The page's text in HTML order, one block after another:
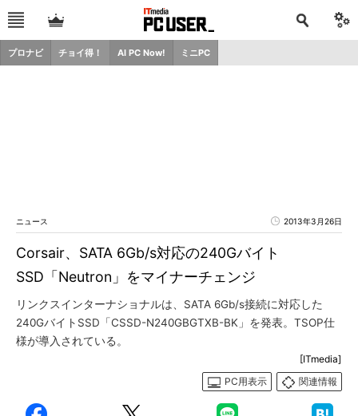
プロナビ チョイ得！ AI PC Now! ミニPC
ニュース 2013年3月26日
Corsair、SATA 6Gb/s対応の240Gバイト
SSD「Neutron」をマイナーチェンジ
リンクスインターナショナルは、SATA 6Gb/s接続に対応した
240GバイトSSD「CSSD-N240GBGTXB-BK」を発表。TSOP仕
様が導入されている。
[ITmedia]
PC用表示
関連情報